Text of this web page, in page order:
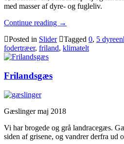
med masser af dyre- og fugleliv.
Continue reading →
Posted in Slider Tagged 0, 5
fodertræer, friland, klimatelt
Frilandsgæs
Gæslinger maj 2018
Vi har brogede og grå landracegæs.
siden af grisene, og vandrer derfra ud